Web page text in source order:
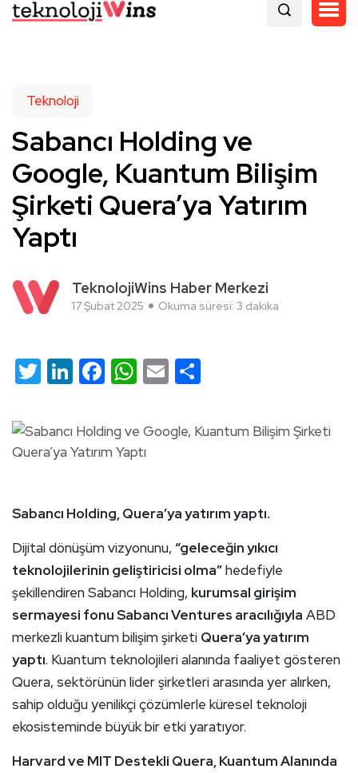
Teknoloji
Sabancı Holding ve
Google, Kuantum Bilişim
Şirketi Quera’ya Yatırım
Yaptı
TeknolojiWins Haber Merkezi
17 Şubat 2025 Okuma süresi: 3 dakika
Twitter
LinkedIn
Facebook
WhatsApp
Email
Sabancı Holding, Quera’ya yatırım yaptı.
Dijital dönüşüm vizyonunu, “geleceğin yıkıcı
teknolojilerinin geliştiricisi olma”hedefiyle
şekillendiren Sabancı Holding, kurumsal girişim
sermayesi fonu Sabancı Ventures aracılığıyla ABD
merkezli kuantum bilişim şirketi Quera’ya yatırım
yaptı. Kuantum teknolojileri alanında faaliyet gösteren
Quera, sektörünün lider şirketleri arasında yer alırken,
sahip olduğu yenilikçi çözümlerle küresel teknoloji
ekosisteminde büyük bir etki yaratıyor.
Harvard ve MIT Destekli Quera, Kuantum Alanında